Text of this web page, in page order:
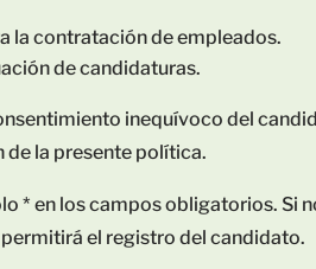
la contratación de empleados.
de candidaturas.
inequívoco del
de la presente política.
* en los campos obligatorios. Si
el registro del candidato.